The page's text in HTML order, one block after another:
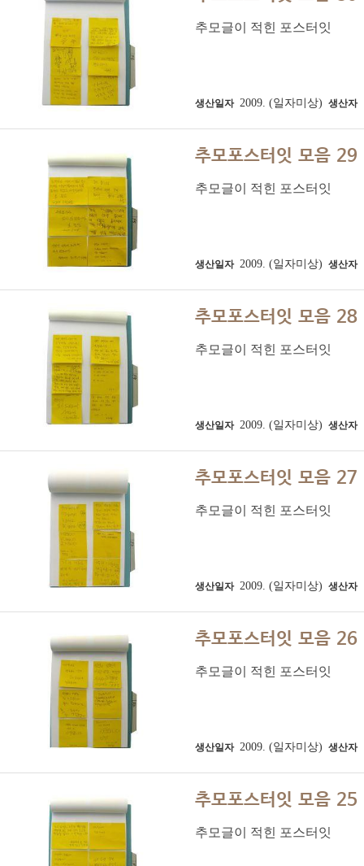
추모글이 적힌 포스터잇
생산일자 2009. (일자미상) 생산자
추모포스터잇 모음 29
추모글이 적힌 포스터잇
생산일자 2009. (일자미상) 생산자
추모포스터잇 모음 28
추모글이 적힌 포스터잇
생산일자 2009. (일자미상) 생산자
추모포스터잇 모음 27
추모글이 적힌 포스터잇
생산일자 2009. (일자미상) 생산자
추모포스터잇 모음 26
추모글이 적힌 포스터잇
생산일자 2009. (일자미상) 생산자
추모포스터잇 모음 25
추모글이 적힌 포스터잇